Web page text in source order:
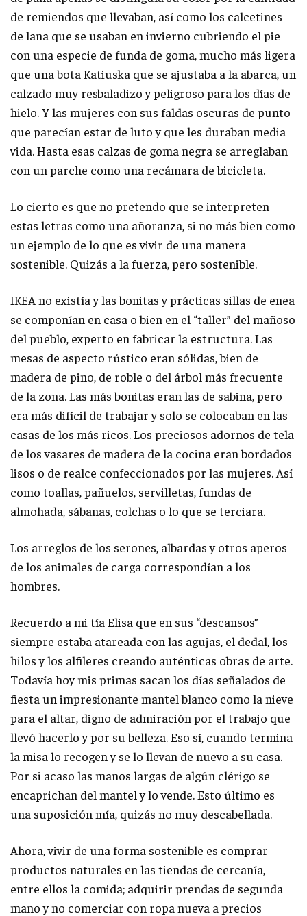
de remiendos que llevaban, así como los calcetines
de lana que se usaban en invierno cubriendo el pie
con una especie de funda de goma, mucho más ligera
que una bota Katiuska que se ajustaba a la abarca, un
calzado muy resbaladizo y peligroso para los días de
hielo. Y las mujeres con sus faldas oscuras de punto
que parecían estar de luto y que les duraban media
vida. Hasta esas calzas de goma negra se arreglaban
con un parche como una recámara de bicicleta.
Lo cierto es que no pretendo que se interpreten
estas letras como una añoranza, si no más bien como
un ejemplo de lo que es vivir de una manera
sostenible. Quizás a la fuerza, pero sostenible.
IKEA no existía y las bonitas y prácticas sillas de enea
se componían en casa o bien en el “taller” del mañoso
del pueblo, experto en fabricar la estructura. Las
mesas de aspecto rústico eran sólidas, bien de
madera de pino, de roble o del árbol más frecuente
de la zona. Las más bonitas eran las de sabina, pero
era más difícil de trabajar y solo se colocaban en las
casas de los más ricos. Los preciosos adornos de tela
de los vasares de madera de la cocina eran bordados
lisos o de realce confeccionados por las mujeres. Así
como toallas, pañuelos, servilletas, fundas de
almohada, sábanas, colchas o lo que se terciara.
Los arreglos de los serones, albardas y otros aperos
de los animales de carga correspondían a los
hombres.
Recuerdo a mi tía Elisa que en sus “descansos”
siempre estaba atareada con las agujas, el dedal, los
hilos y los alfileres creando auténticas obras de arte.
Todavía hoy mis primas sacan los días señalados de
fiesta un impresionante mantel blanco como la nieve
para el altar, digno de admiración por el trabajo que
llevó hacerlo y por su belleza. Eso sí, cuando termina
la misa lo recogen y se lo llevan de nuevo a su casa.
Por si acaso las manos largas de algún clérigo se
encaprichan del mantel y lo vende. Esto último es
una suposición mía, quizás no muy descabellada.
Ahora, vivir de una forma sostenible es comprar
productos naturales en las tiendas de cercanía,
entre ellos la comida; adquirir prendas de segunda
mano y no comerciar con ropa nueva a precios